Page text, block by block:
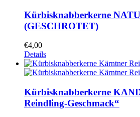
Kürbisknabberkerne
(GESCHROTET)
€4,00
Details
Kürbisknabberkerne
Reindling-Geschmack“